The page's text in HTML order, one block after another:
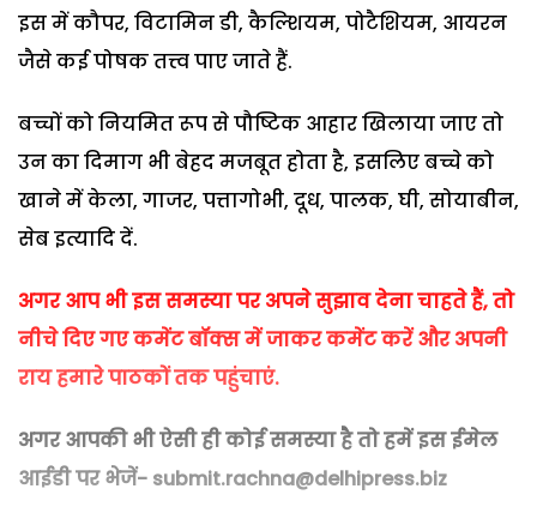
इस में कौपर, विटामिन डी, कैल्शियम, पोटैशियम, आयरन
जैसे कई पोषक तत्त्व पाए जाते हैं.
बच्चों को नियमित रूप से पौष्टिक आहार खिलाया जाए तो
उन का दिमाग भी बेहद मजबूत होता है, इसलिए बच्चे को
खाने में केला, गाजर, पत्तागोभी, दूध, पालक, घी, सोयाबीन,
सेब इत्यादि दें.
अगर आप भी इस समस्या पर अपने सुझाव देना चाहते हैं, तो
नीचे दिए गए कमेंट बॉक्स में जाकर कमेंट करें और अपनी
राय हमारे पाठकों तक पहुंचाएं.
अगर आपकी भी ऐसी ही कोई समस्या है तो हमें इस ईमेल
आईडी पर भेजें- submit.rachna@delhipress.biz